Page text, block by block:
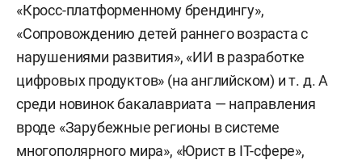
«Кросс-платформенному брендингу»,
«Сопровождению детей раннего возраста с
нарушениями развития», «ИИ в разработке
цифровых продуктов» (на английском) и т. д. А
среди новинок бакалавриата — направления
вроде «Зарубежные регионы в системе
многополярного мира», «Юрист в IT-сфере»,